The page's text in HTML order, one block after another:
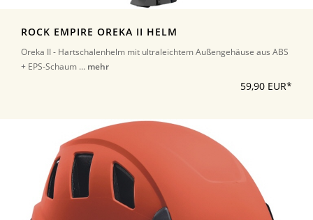
ROCK EMPIRE OREKA II HELM
Oreka II - Hartschalenhelm mit ultraleichtem Außengehäuse aus ABS
+ EPS-Schaum ... mehr
59,90 EUR*